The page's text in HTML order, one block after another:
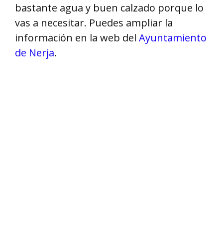
bastante agua y buen calzado porque lo
vas a necesitar. Puedes ampliar la
información en la web del Ayuntamiento
de Nerja.